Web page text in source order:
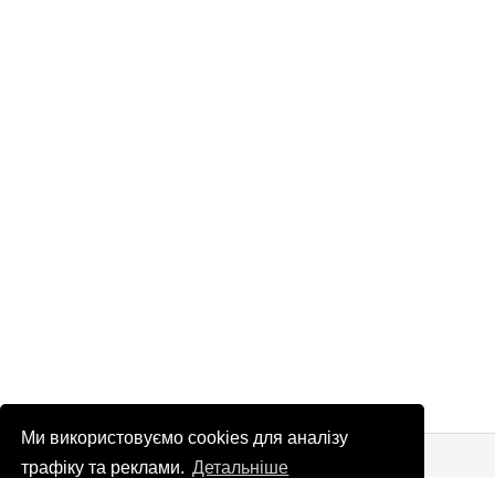
Ми використовуємо cookies для аналізу
трафіку та реклами. Детальніше
© Патріоти України 2026 Правова інформація